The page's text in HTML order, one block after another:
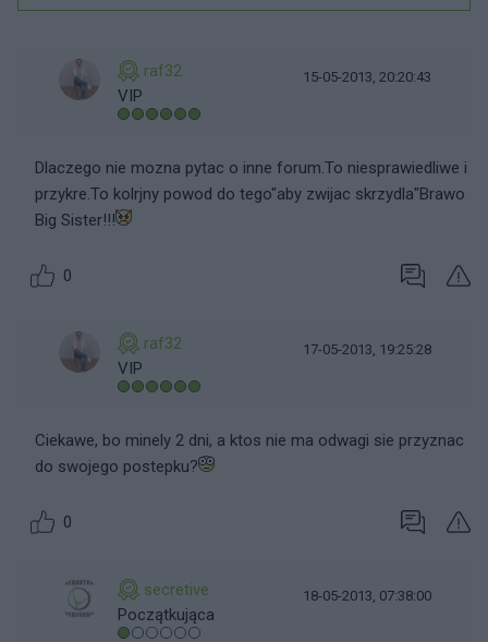
raf32
VIP
15-05-2013, 20:20:43
Dlaczego nie mozna pytac o inne forum.To niesprawiedliwe i
przykre.To kolrjny powod do tego"aby zwijac skrzydla"Brawo
Big Sister!!!
0
raf32
VIP
17-05-2013, 19:25:28
Ciekawe, bo minely 2 dni, a ktos nie ma odwagi sie przyznac
do swojego postepku?
0
secretive
Początkująca
18-05-2013, 07:38:00